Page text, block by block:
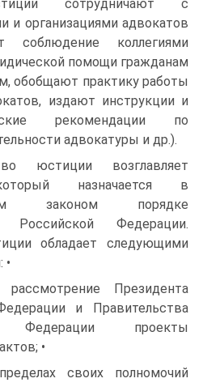
сотрудничают с
и организациями адвокатов
соблюдение коллегиями
помощи гражданам
обобщают практику работы
издают инструкции и
рекомендации по
адвокатуры и др.).
юстиции возглавляет
назначается в
законом порядке
Российской Федерации.
обладает следующими
•
Президента
и Правительства
Федерации проекты
•
своих полномочий